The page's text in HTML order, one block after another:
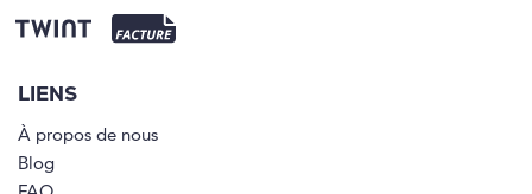
LIENS
À propos de nous
Blog